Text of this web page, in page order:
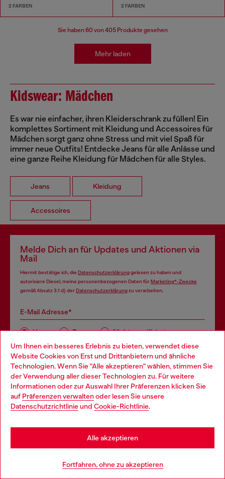
Um Ihnen ein besseres Erlebnis zu bieten, verwendet diese
Website Cookies von Erst und Drittanbietern und ähnliche
Technologien. Wenn Sie "Alle akzeptieren" wählen, stimmen Sie
der Verwendung aller dieser Technologien zu. Für weitere
Informationen oder zur Auswahl Ihrer Präferenzen klicken Sie
auf Präferenzen verwaltenoder lesen Sie unsere
Datenschutzrichtlinieund Cookie-Richtlinie.
Fortfahren, ohne zu akzeptieren
Alle akzeptieren
2 FARBEN 2 FARBEN
Sie haben60 von 405 Produkte gesehen
Mehr laden
Kidswear: Mädchen
Es war nie einfacher, ihren Kleiderschrank zu füllen! Ein
komplettes Sortiment mit Kleidung und Accessoires für
Mädchen sorgt ganz ohne Stress und mit viel Spaß für
immer neue Outfits! Entdecke Jeans für alle Anlässe und
eine ganze Reihe Kleidung für Mädchen für alle Styles.
Jeans Kleidung
Accessoires
Melde Dich an für Updates und Aktionen via
Mail
Hiermit bestätige ich, die Datenschutzerklärunggelesen zu haben und
autorisiere Diesel, meine personenbezogenen Daten fürMarketing*-Zwecke
gemäß Absatz 3.1 d) derDatenschutzerklärungzu verarbeiten.
E-Mail Adresse*
Herren Damen Nicht spezifiziert
Subscribe
Community und freue dich auf exklusive Vorteile.
Choose your location
You are currently browsing Schweiz website, but it seems you
may be based in United States